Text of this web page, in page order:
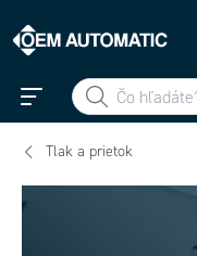
Tlak a prietok